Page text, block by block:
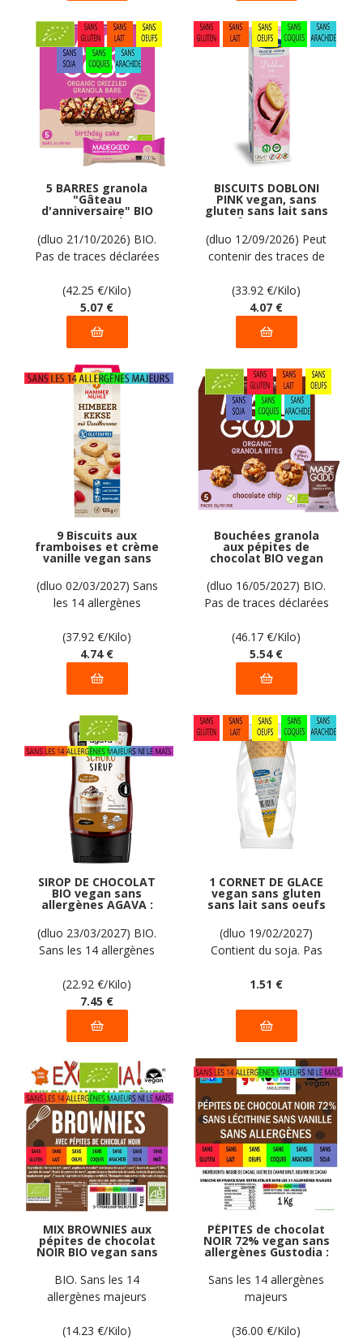
5 BARRES granola
"Gâteau
d'anniversaire" BIO
vegan sans les 9
allergènes majeurs
MadeGood : (5x24g) =
120 grammes
(dluo 21/10/2026) BIO.
Pas de traces déclarées
(42.25 €/Kilo)
5.07 €
BISCUITS DOBLONI
PINK vegan, sans
gluten sans lait sans
oeufs sans coque
sans arachide PIACERI
MEDITERRANEI : 120g
(dluo 12/09/2026) Peut
contenir des traces de
déclarées par le
fabricant
(33.92 €/Kilo)
4.07 €
9 Biscuits aux
framboises et crème
vanille vegan sans
allergènes
Hammermülhe : 125
grammes
(dluo 02/03/2027) Sans
les 14 allergènes
(37.92 €/Kilo)
4.74 €
Bouchées granola
aux pépites de
chocolat BIO vegan
sans gluten sans lait
sans oeufs sans
coque sans arachide
MadeGood : 120g
(dluo 16/05/2027) BIO.
Pas de traces déclarées
(46.17 €/Kilo)
5.54 €
SIROP DE CHOCOLAT
BIO vegan sans
allergènes AGAVA :
325 grammes
(dluo 23/03/2027) BIO.
Sans les 14 allergènes
(22.92 €/Kilo)
7.45 €
1 CORNET DE GLACE
vegan sans gluten
sans lait sans oeufs
arachide PIACERI
MEDITERRANEI : 22g
(dluo 19/02/2027)
Contient du soja. Pas
déclarés par le fabricant
1.51 €
MIX BROWNIES aux
pépites de chocolat
NOIR BIO vegan sans
allergènes sans maïs
Exquidia : 350
grammes
BIO. Sans les 14
allergènes majeurs
(14.23 €/Kilo)
PÉPITES de chocolat
NOIR 72% vegan sans
allergènes Gustodia :
Sans les 14 allergènes
majeurs
(36.00 €/Kilo)